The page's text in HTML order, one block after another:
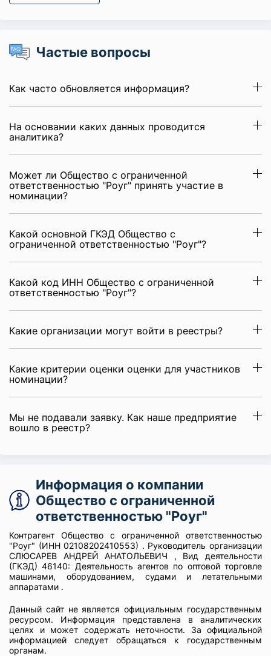
Частые вопросы
Как часто обновляется информация?
На основании каких данных проводится
аналитика?
Может ли Общество с ограниченной
ответственностью "Роуг" принять участие в
номинации?
Какой основной ГКЭД Общество с
ограниченной ответственностью "Роуг"?
Какой код ИНН Общество с ограниченной
ответственностью "Роуг"?
Какие организации могут войти в реестры?
Какие критерии оценки оценки для участников
номинации?
Мы не подавали заявку. Как наше предприятие
вошло в реестр?
Информация о компании
Общество с ограниченной
ответственностью "Роуг"
Контрагент Общество с ограниченной ответственностью
"Роуг" (ИНН 02108202410553) . Руководитель организации
СЛЮСАРЕВ АНДРЕЙ АНАТОЛЬЕВИЧ , Вид деятельности
(ГКЭД) 46140: Деятельность агентов по оптовой торговле
машинами, оборудованием, судами и летательными
аппаратами .
Данный сайт не является официальным государственным
ресурсом. Информация представлена в аналитических
целях и может содержать неточности. За официальной
информацией следует обращаться к государственным
органам.